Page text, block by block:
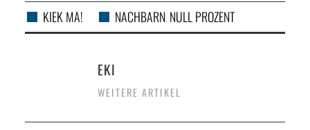
KIEK MA! NACHBARN, NULL PROZENT
EKI
WEITERE ARTIKEL